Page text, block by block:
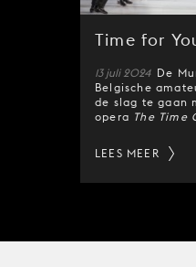
Time for
13 juli 2024 De
Belgische
de slag te gaan
opera The Time
LEES MEER